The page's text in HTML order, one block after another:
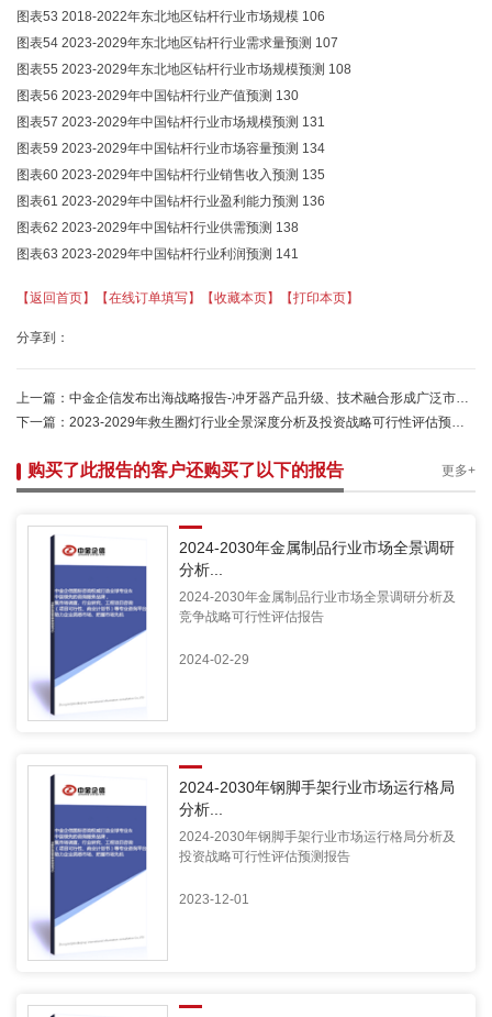
图表53 2018-2022年东北地区钻杆行业市场规模 106
图表54 2023-2029年东北地区钻杆行业需求量预测 107
图表55 2023-2029年东北地区钻杆行业市场规模预测 108
图表56 2023-2029年中国钻杆行业产值预测 130
图表57 2023-2029年中国钻杆行业市场规模预测 131
图表59 2023-2029年中国钻杆行业市场容量预测 134
图表60 2023-2029年中国钻杆行业销售收入预测 135
图表61 2023-2029年中国钻杆行业盈利能力预测 136
图表62 2023-2029年中国钻杆行业供需预测 138
图表63 2023-2029年中国钻杆行业利润预测 141
【返回首页】 【在线订单填写】 【收藏本页】 【打印本页】
分享到：
上一篇： 中金企信发布出海战略报告-冲牙器产品升级、技术融合形成广泛市场需求基础
下一篇： 2023-2029年救生圈灯行业全景深度分析及投资战略可行性评估预测报告
购买了此报告的客户还购买了以下的报告 更多+
2024-2030年金属制品行业市场全景调研
分析...
2024-2030年金属制品行业市场全景调研分析及
竞争战略可行性评估报告
2024-02-29
2024-2030年钢脚手架行业市场运行格局
分析...
2024-2030年钢脚手架行业市场运行格局分析及
投资战略可行性评估预测报告
2023-12-01